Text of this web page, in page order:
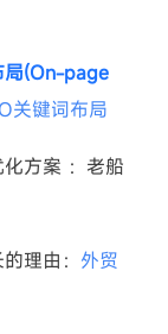
局(On-page
关键词布局
方案 ：老船
理由： 外贸